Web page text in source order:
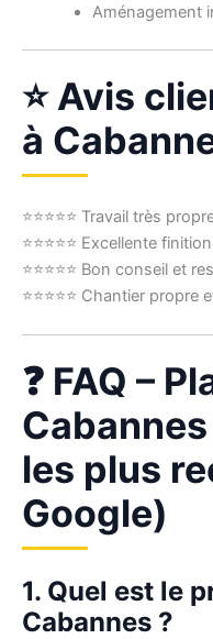
Aménagement
⭐ Avis
à
⭐⭐⭐⭐⭐ Travail très
⭐⭐⭐⭐⭐ Excellente
⭐⭐⭐⭐⭐ Bon conseil et
⭐⭐⭐⭐⭐ Chantier
❓ FAQ –
les plus
Google)
1. Quel est le
Cabannes ?